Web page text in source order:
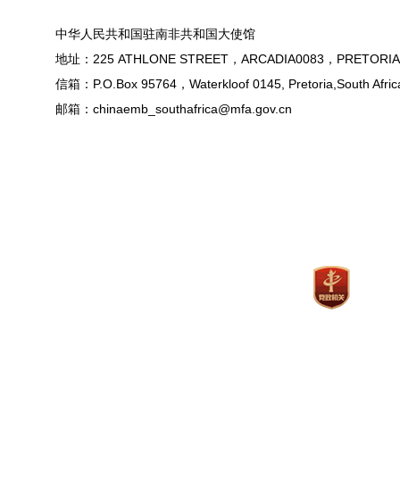
中华人民共和国驻南非共和国大使馆
地址：225 ATHLONE STREET，ARCADIA0083，
信箱：P.O.Box 95764，Waterkloof 0145, Pretoria,South
邮箱：chinaemb_southafrica@mfa.gov.cn